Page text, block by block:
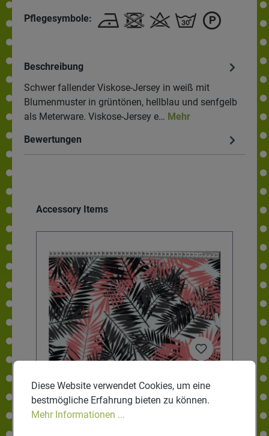
Pflegesymbole:
Beschreibung
Schwer fallender Viskose-Jersey in weiß mit
Blumenmuster in grüntönen, hellblau und senfgelb
als Meterware. Viskose-Jersey e… Mehr
Bewertungen
Accessory Items
Viskosejersey - Palmenblätter
Schwer fallender Viskose-Jersey in weiß mit
Diese Website verwendet Cookies, um eine
bestmögliche Erfahrung bieten zu können.
Mehr Informationen ...